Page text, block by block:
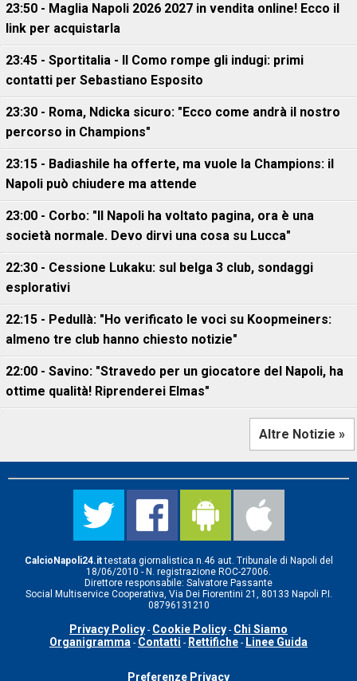
23:50 - Maglia Napoli 2026 2027 in vendita online! Ecco il
link per acquistarla
23:45 - Sportitalia - Il Como rompe gli indugi: primi
contatti per Sebastiano Esposito
23:30 - Roma, Ndicka sicuro: "Ecco come andrà il nostro
percorso in Champions"
23:15 - Badiashile ha offerte, ma vuole la Champions: il
Napoli può chiudere ma attende
23:00 - Corbo: "Il Napoli ha voltato pagina, ora è una
società normale. Devo dirvi una cosa su Lucca"
22:30 - Cessione Lukaku: sul belga 3 club, sondaggi
esplorativi
22:15 - Pedullà: "Ho verificato le voci su Koopmeiners:
almeno tre club hanno chiesto notizie"
22:00 - Savino: "Stravedo per un giocatore del Napoli, ha
ottime qualità! Riprenderei Elmas"
Altre Notizie »
CalcioNapoli24.ittestata giornalistica n.46 aut. Tribunale di Napoli del
18/06/2010 - N. registrazione ROC-27006.
Direttore responsabile: Salvatore Passante
Social Multiservice Cooperativa, Via Dei Fiorentini 21, 80133 Napoli P.I.
08796131210
Privacy Policy - Cookie Policy - Chi Siamo
Organigramma - Contatti - Rettifiche - Linee Guida
Preferenze Privacy